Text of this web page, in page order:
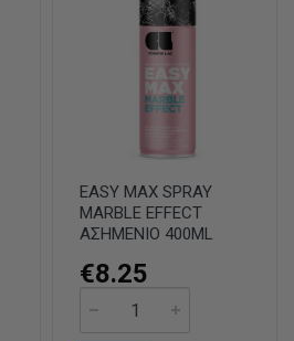
EASY MAX SPRAY
MARBLE EFFECT
ΑΣΗΜΕΝΙΟ 400ML
€8.25